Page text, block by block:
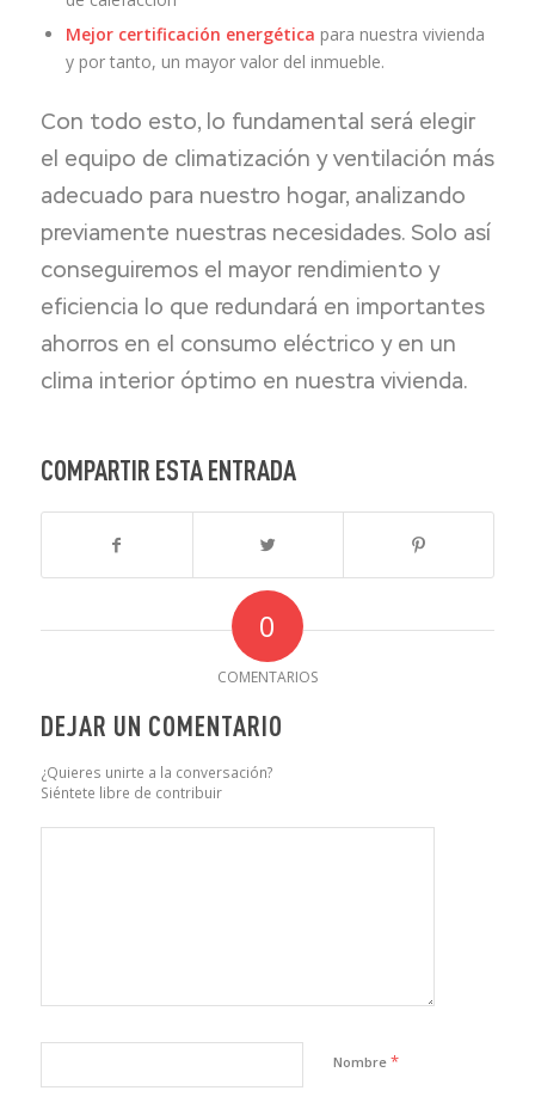
Mejor certificación energética para nuestra vivienda
y por tanto, un mayor valor del inmueble.
Con todo esto, lo fundamental será elegir
el equipo de climatización y ventilación más
adecuado para nuestro hogar, analizando
previamente nuestras necesidades. Solo así
conseguiremos el mayor rendimiento y
eficiencia lo que redundará en importantes
ahorros en el consumo eléctrico y en un
clima interior óptimo en nuestra vivienda.
COMPARTIR ESTA ENTRADA
0
COMENTARIOS
DEJAR UN COMENTARIO
¿Quieres unirte a la conversación?
Siéntete libre de contribuir
Nombre *